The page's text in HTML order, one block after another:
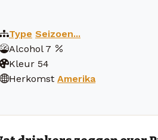
Type Seizoen...
Alcohol 7
Kleur 54
Herkomst Amerika